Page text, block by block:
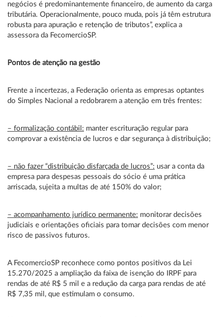
negócios é predominantemente financeiro, de aumento da carga
tributária. Operacionalmente, pouco muda, pois já têm estrutura
robusta para apuração e retenção de tributos”, explica a
assessora da FecomercioSP.
Pontos de atenção na gestão
Frente a incertezas, a Federação orienta as empresas optantes
do Simples Nacional a redobrarem a atenção em três frentes:
– formalização contábil: manter escrituração regular para
comprovar a existência de lucros e dar segurança à distribuição;
– não fazer “distribuição disfarçada de lucros”: usar a conta da
empresa para despesas pessoais do sócio é uma prática
arriscada, sujeita a multas de até 150% do valor;
– acompanhamento jurídico permanente: monitorar decisões
judiciais e orientações oficiais para tomar decisões com menor
risco de passivos futuros.
A FecomercioSP reconhece como pontos positivos da Lei
15.270/2025 a ampliação da faixa de isenção do IRPF para
rendas de até R$ 5 mil e a redução da carga para rendas de até
R$ 7,35 mil, que estimulam o consumo.